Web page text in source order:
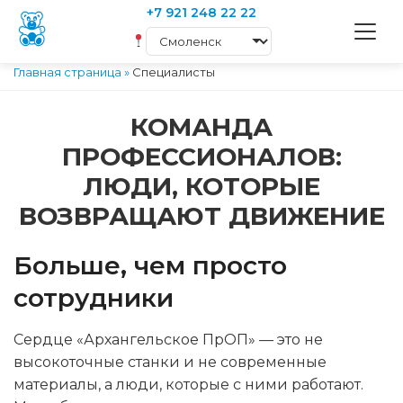
+7 921 248 22 22
Главная страница » Специалисты
КОМАНДА
ПРОФЕССИОНАЛОВ:
ЛЮДИ, КОТОРЫЕ
ВОЗВРАЩАЮТ ДВИЖЕНИЕ
Больше, чем просто
сотрудники
Сердце «Архангельское ПрОП» — это не
высокоточные станки и не современные
материалы, а люди, которые с ними работают.